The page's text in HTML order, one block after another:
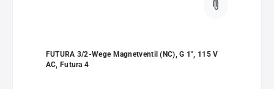
FUTURA 3/2-Wege Magnetventil (NC), G 1", 115 V
AC, Futura 4